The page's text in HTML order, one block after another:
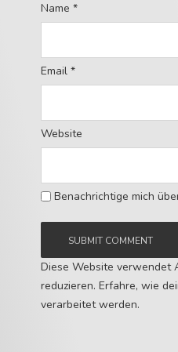
Name *
Email *
Website
Benachrichtige mich
Diese Website verwendet
reduzieren. Erfahre, wie
verarbeitet werden.